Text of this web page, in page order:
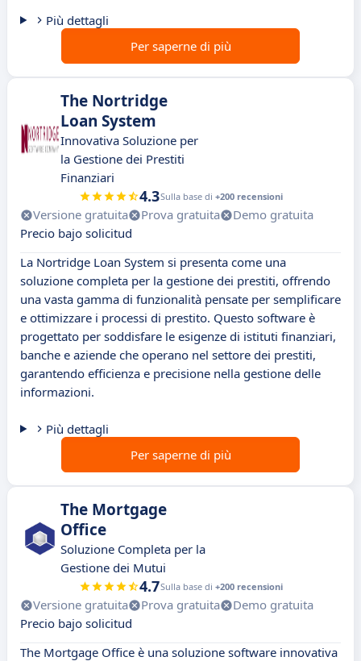
Più dettagli
Per saperne di più
The Nortridge
Loan System
Innovativa Soluzione per
la Gestione dei Prestiti
Finanziari
4.3Sulla base di +200 recensioni
Versione gratuita Prova gratuita
Demo gratuita
Precio bajo solicitud
La Nortridge Loan System si presenta come una
soluzione completa per la gestione dei prestiti, offrendo
una vasta gamma di funzionalità pensate per semplificare
e ottimizzare i processi di prestito. Questo software è
progettato per soddisfare le esigenze di istituti finanziari,
banche e aziende che operano nel settore dei prestiti,
garantendo efficienza e precisione nella gestione delle
informazioni.
Più dettagli
Per saperne di più
The Mortgage
Office
Soluzione Completa per la
Gestione dei Mutui
4.7Sulla base di +200 recensioni
Versione gratuita Prova gratuita
Demo gratuita
Precio bajo solicitud
The Mortgage Office è una soluzione software innovativa